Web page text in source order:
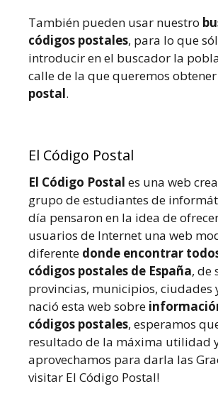
También pueden usar nuestro
códigos postales, para lo que
introducir en el buscador la
calle de la que queremos
postal.
El Código Postal
El Código Postal es una web
grupo de estudiantes de
día pensaron en la idea de
usuarios de Internet una web
diferente donde encontrar
códigos postales de España, de
provincias, municipios, ciudades
nació esta web sobre
códigos postales, esperamos
resultado de la máxima utilidad
aprovechamos para darla las
visitar El Código Postal!